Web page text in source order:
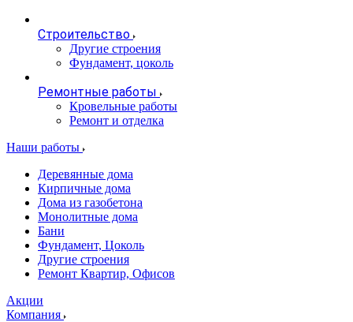
Строительство
Другие строения
Фундамент, цоколь
Ремонтные работы
Кровельные работы
Ремонт и отделка
Наши работы
Деревянные дома
Кирпичные дома
Дома из газобетона
Монолитные дома
Бани
Фундамент, Цоколь
Другие строения
Ремонт Квартир, Офисов
Акции
Компания